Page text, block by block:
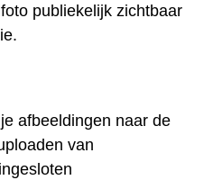
publiekelijk zichtbaar
afbeeldingen naar de
van